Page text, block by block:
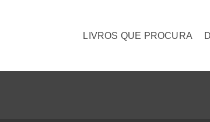
LIVROS QUE PROCURA